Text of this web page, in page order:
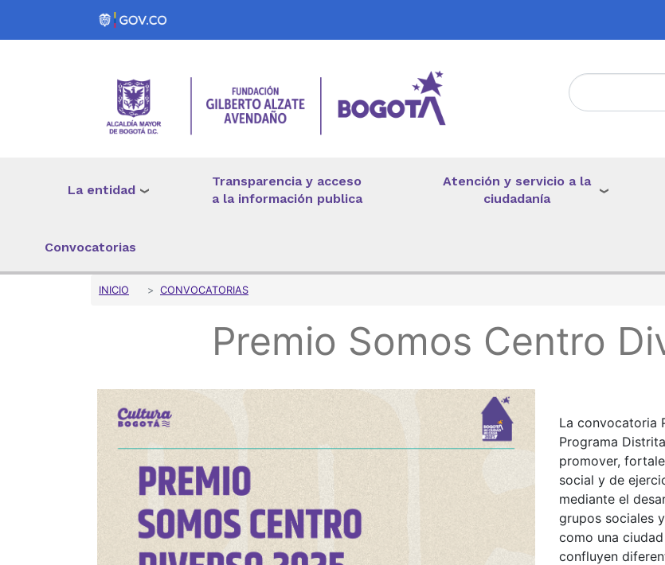
Pasar al contenido principal
La entidad
Transparencia y acceso
a la información publica
Atención y servicio a la
ciudadanía
Convocatorias
Sobrescribir enlaces de ayuda a la navegación
INICIO CONVOCATORIAS
Premio Somos Centro
La convocatoria
Programa
promover,
social y de
mediante el
grupos sociales
como una
confluyen